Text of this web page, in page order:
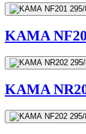
KAMA
KAMA